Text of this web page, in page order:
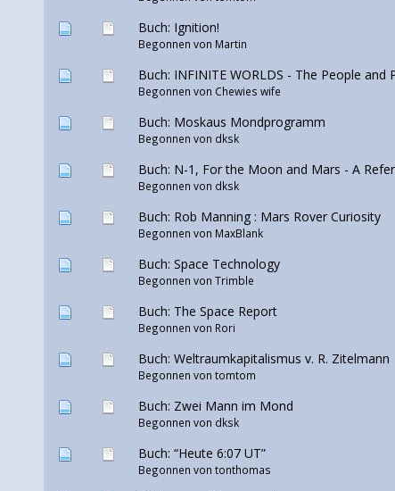
Buch: Ignition!
Begonnen von Martin
Buch: INFINITE WORLDS - The People and
Begonnen von Chewies wife
Buch: Moskaus Mondprogramm
Begonnen von dksk
Buch: N-1, For the Moon and Mars - A
Begonnen von dksk
Buch: Rob Manning : Mars Rover Curiosity
Begonnen von MaxBlank
Buch: Space Technology
Begonnen von Trimble
Buch: The Space Report
Begonnen von Rori
Buch: Weltraumkapitalismus v. R. Zitelmann
Begonnen von tomtom
Buch: Zwei Mann im Mond
Begonnen von dksk
Buch: “Heute 6:07 UT”
Begonnen von tonthomas